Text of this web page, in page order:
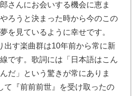
さんにお会いする機会に恵ま
ろうと決まった時から今のこの
を見ているように幸せです。
出す楽曲群は10年前から常に新
です。歌詞には「日本語はこん
だ」という驚きが常にありま
て『前前前世』を受け取ったの